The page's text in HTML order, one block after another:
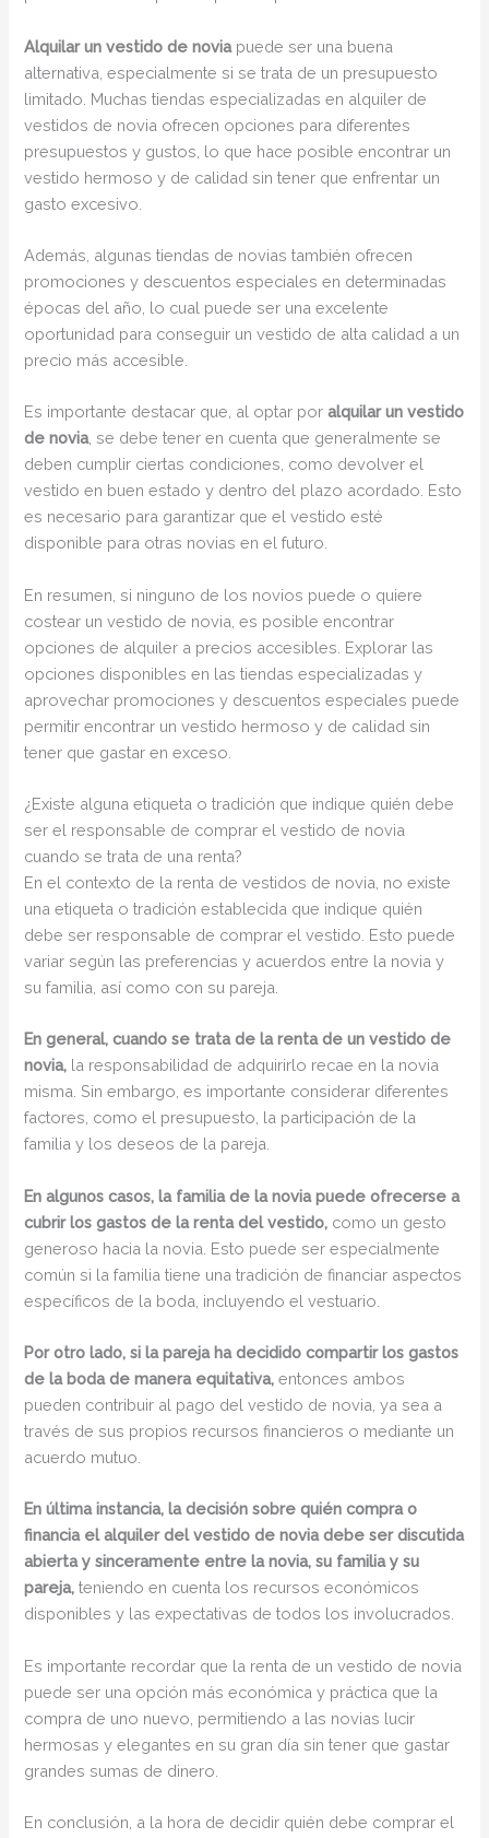
Alquilar un vestido de noviapuede ser una buena
alternativa, especialmente si se trata de un presupuesto
limitado. Muchas tiendas especializadas en alquiler de
vestidos de novia ofrecen opciones para diferentes
presupuestos y gustos, lo que hace posible encontrar un
vestido hermoso y de calidad sin tener que enfrentar un
gasto excesivo.
Además, algunas tiendas de novias también ofrecen
promociones y descuentos especiales en determinadas
épocas del año, lo cual puede ser una excelente
oportunidad para conseguir un vestido de alta calidad a un
precio más accesible.
Es importante destacar que, al optar poralquilar un vestido
de novia, se debe tener en cuenta que generalmente se
deben cumplir ciertas condiciones, como devolver el
vestido en buen estado y dentro del plazo acordado. Esto
es necesario para garantizar que el vestido esté
disponible para otras novias en el futuro.
En resumen, si ninguno de los novios puede o quiere
costear un vestido de novia, es posible encontrar
opciones de alquiler a precios accesibles. Explorar las
opciones disponibles en las tiendas especializadas y
aprovechar promociones y descuentos especiales puede
permitir encontrar un vestido hermoso y de calidad sin
tener que gastar en exceso.
¿Existe alguna etiqueta o tradición que indique quién debe
ser el responsable de comprar el vestido de novia
cuando se trata de una renta?
En el contexto de la renta de vestidos de novia, no existe
una etiqueta o tradición establecida que indique quién
debe ser responsable de comprar el vestido. Esto puede
variar según las preferencias y acuerdos entre la novia y
su familia, así como con su pareja.
En general, cuando se trata de la renta de un vestido de
novia, la responsabilidad de adquirirlo recae en la novia
misma. Sin embargo, es importante considerar diferentes
factores, como el presupuesto, la participación de la
familia y los deseos de la pareja.
En algunos casos, la familia de la novia puede ofrecerse a
cubrir los gastos de la renta del vestido, como un gesto
generoso hacia la novia. Esto puede ser especialmente
común si la familia tiene una tradición de financiar aspectos
específicos de la boda, incluyendo el vestuario.
Por otro lado, si la pareja ha decidido compartir los gastos
de la boda de manera equitativa, entonces ambos
pueden contribuir al pago del vestido de novia, ya sea a
través de sus propios recursos financieros o mediante un
acuerdo mutuo.
En última instancia, la decisión sobre quién compra o
financia el alquiler del vestido de novia debe ser discutida
abierta y sinceramente entre la novia, su familia y su
pareja, teniendo en cuenta los recursos económicos
disponibles y las expectativas de todos los involucrados.
Es importante recordar que la renta de un vestido de novia
puede ser una opción más económica y práctica que la
compra de uno nuevo, permitiendo a las novias lucir
hermosas y elegantes en su gran día sin tener que gastar
grandes sumas de dinero.
En conclusión, a la hora de decidir quién debe comprar el